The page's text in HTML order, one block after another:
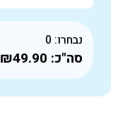
נבחרו: 0
סה"כ: ₪49.90